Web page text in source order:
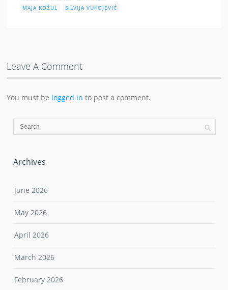
MAJA KOŽUL
SILVIJA VUKOJEVIĆ
Leave A Comment
You must be logged in to post a comment.
Archives
June 2026
May 2026
April 2026
March 2026
February 2026